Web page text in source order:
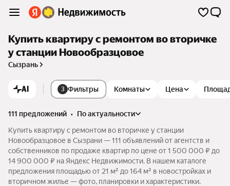
Купить квартиру с ремонтом во вторичке
у станции Новообразцовое
Сызрань
AI 3 Фильтры Комнаты Цена
111 предложений •
по актуальности
Купить квартиру с ремонтом во вторичке у станции
Новообразцовое в Сызрани — 111 объявлений от агентств и
собственников по продаже квартир по цене от 1 500 000 ₽ до
14 900 000 ₽ на Яндекс Недвижимости. В нашем каталоге
предложения площадью от 21 м² до 164 м² в новостройках и
вторичном жилье — фото, планировки и характеристики.